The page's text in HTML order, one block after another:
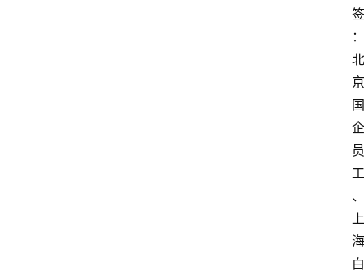
签
：
北
京
国
企
员
工
、
上
海
白